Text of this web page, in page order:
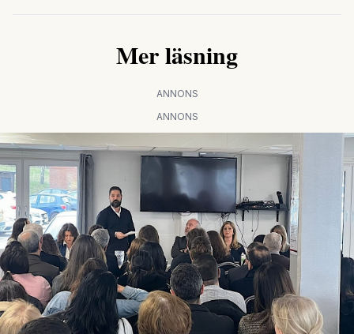
Mer läsning
ANNONS
ANNONS